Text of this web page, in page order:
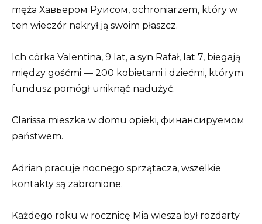
męża Хавьером Руисом, ochroniarzem, który w
ten wieczór nakrył ją swoim płaszcz.
Ich córka Valentina, 9 lat, a syn Rafał, lat 7, biegają
między gośćmi — 200 kobietami i dziećmi, którym
fundusz pomógł uniknąć nadużyć.
Clarissa mieszka w domu opieki, финансируемом
państwem.
Adrian pracuje nocnego sprzątacza, wszelkie
kontakty są zabronione.
Każdego roku w rocznicę Mia wiesza był rozdarty